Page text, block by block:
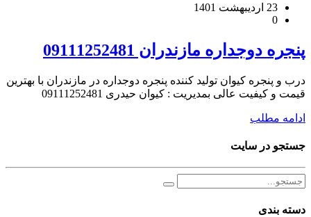
23 اردیبهشت 1401
0
پنجره دوجداره مازندران 09111252481
درب و پنجره کیوان تولید کننده پنجره دوجداره در مازندران با بهترین
قیمت و کیفیت عالی بمدیریت : کیوان حیدری 09111252481
ادامه مطلب
جستجو در سایت
دسته بندی